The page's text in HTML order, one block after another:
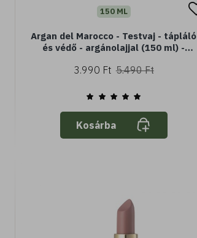
150 ML
Argan del Marocco - Testvaj - tápláló
és védő - argánolajjal (150 ml) -
3.990 Ft 5.490 Ft
Kosárba